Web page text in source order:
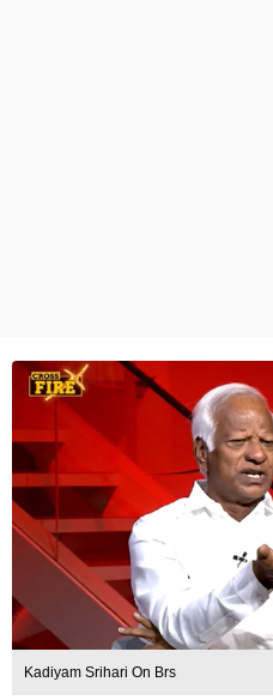
Kadiyam Srihari On Brs